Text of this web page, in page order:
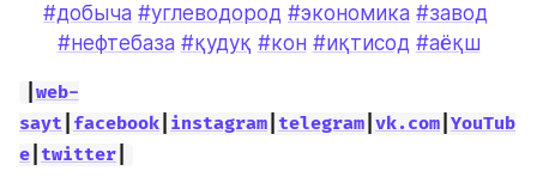
#добыча #углеводород #экономика #завод
#нефтебаза #қудуқ #кон #иқтисод #аёқш
web-
sayt facebook instagram telegram vk.com YouTub
e twitter